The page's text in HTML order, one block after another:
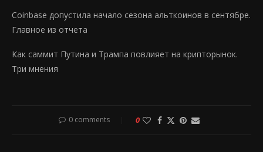
Coinbase допустила начало сезона альткоинов в сентябре.
Главное из отчета
Как саммит Путина и Трампа повлияет на крипторынок.
Три мнения
0 comments 0